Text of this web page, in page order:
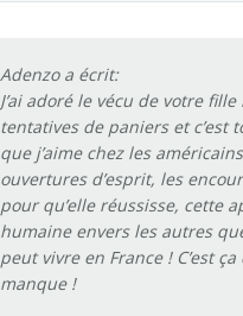
Adenzo a écrit:
J’ai adoré le vécu de votre
tentatives de paniers et c’est
que j’aime chez les
ouvertures d’esprit, les
pour qu’elle réussisse, cette
humaine envers les autres
peut vivre en France ! C’est
manque !